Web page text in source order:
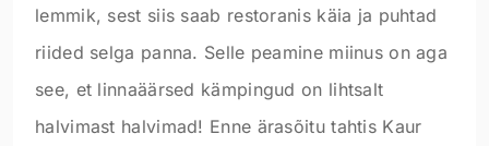
lemmik, sest siis saab restoranis käia ja puhtad
riided selga panna. Selle peamine miinus on aga
see, et linnaäärsed kämpingud on lihtsalt
halvimast halvimad! Enne ärasõitu tahtis Kaur